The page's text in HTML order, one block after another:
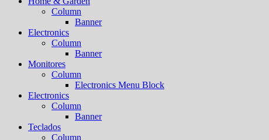
Column
Banner
Electronics
Column
Banner
Monitores
Column
Electronics Menu Block
Electronics
Column
Banner
Teclados
Column